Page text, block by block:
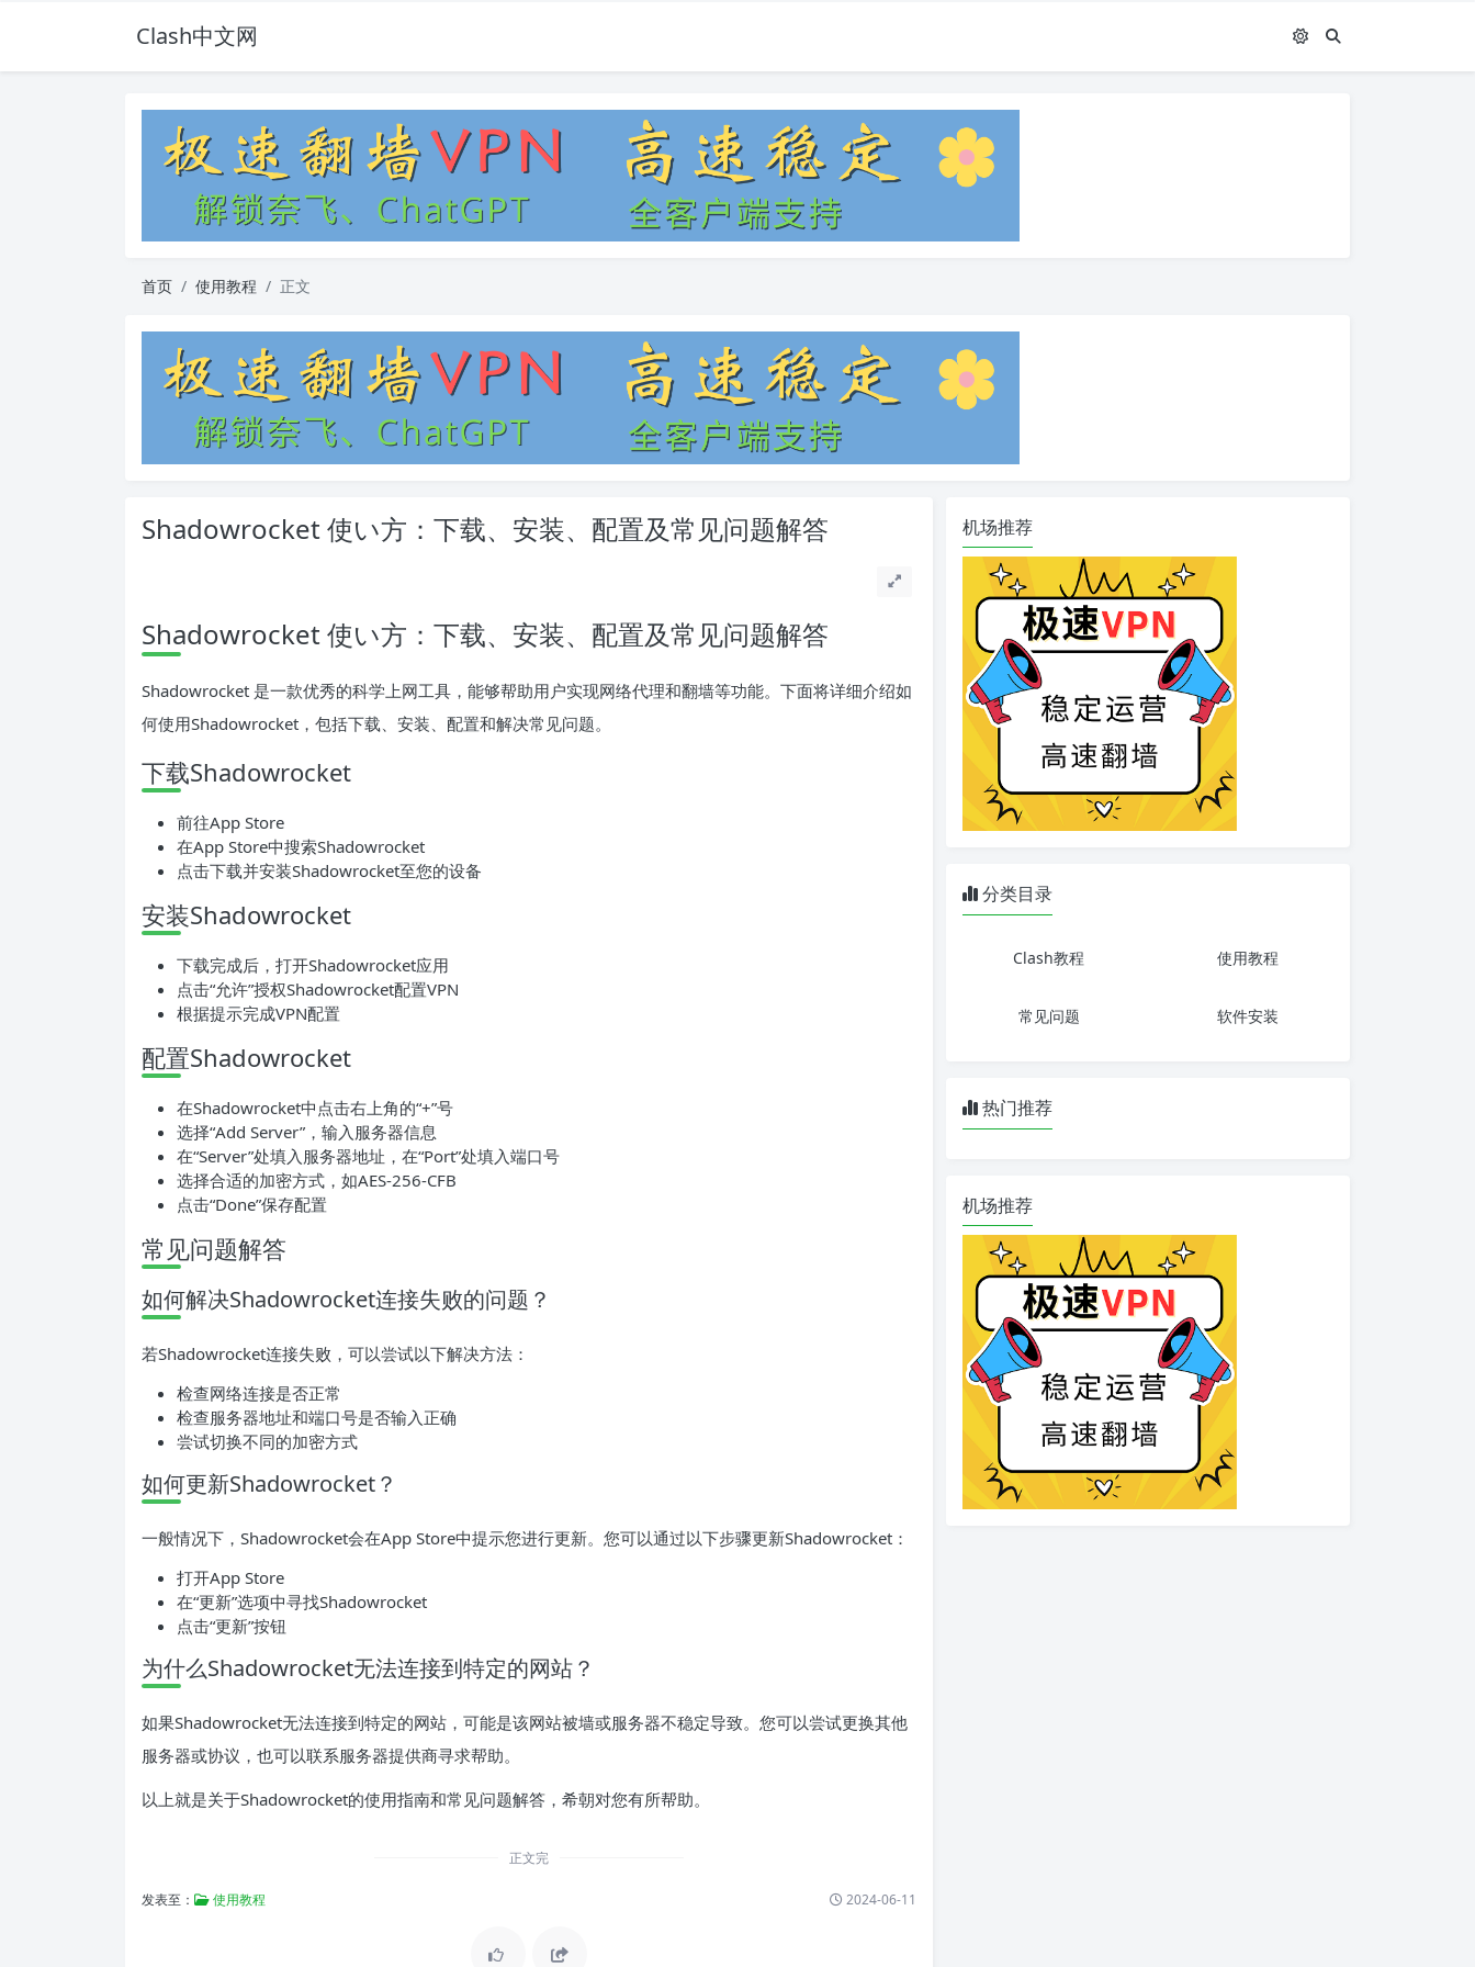
Clash中文网
首页 使用教程 正文
Shadowrocket 使い方：下载、安装、配置及常见问题解答
Shadowrocket 使い方：下载、安装、配置及常见问题解答
Shadowrocket 是一款优秀的科学上网工具，能够帮助用户实现网络代理和翻墙等功能。下面将详细介绍如
何使用Shadowrocket，包括下载、安装、配置和解决常见问题。
下载Shadowrocket
前往App Store
在App Store中搜索Shadowrocket
点击下载并安装Shadowrocket至您的设备
安装Shadowrocket
下载完成后，打开Shadowrocket应用
点击“允许”授权Shadowrocket配置VPN
根据提示完成VPN配置
配置Shadowrocket
在Shadowrocket中点击右上角的“+”号
选择“Add Server”，输入服务器信息
在“Server”处填入服务器地址，在“Port”处填入端口号
选择合适的加密方式，如AES-256-CFB
点击“Done”保存配置
常见问题解答
如何解决Shadowrocket连接失败的问题？
若Shadowrocket连接失败，可以尝试以下解决方法：
检查网络连接是否正常
检查服务器地址和端口号是否输入正确
尝试切换不同的加密方式
如何更新Shadowrocket？
一般情况下，Shadowrocket会在App Store中提示您进行更新。您可以通过以下步骤更新Shadowrocket：
打开App Store
在“更新”选项中寻找Shadowrocket
点击“更新”按钮
为什么Shadowrocket无法连接到特定的网站？
如果Shadowrocket无法连接到特定的网站，可能是该网站被墙或服务器不稳定导致。您可以尝试更换其他
服务器或协议，也可以联系服务器提供商寻求帮助。
以上就是关于Shadowrocket的使用指南和常见问题解答，希朝对您有所帮助。
正文完
发表至： 使用教程 2024-06-11
机场推荐
分类目录
Clash教程 使用教程
常见问题 软件安装
热门推荐
机场推荐